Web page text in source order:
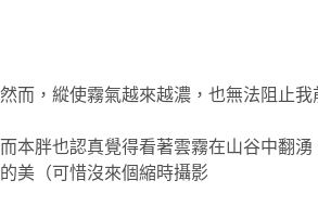
然而，縱使霧氣越來越濃，也無法阻止我
而本胖也認真覺得看著雲霧在山谷中翻
的美（可惜沒來個縮時攝影